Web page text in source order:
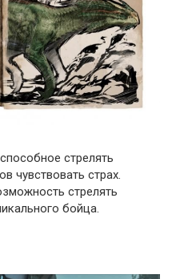
стрелять
чувствовать страх.
стрелять
бойца.